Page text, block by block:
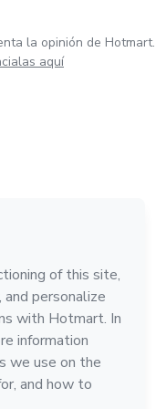
la opinión de Hotmart.
aquí